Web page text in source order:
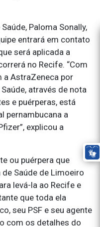
Paloma Sonally,
entrará em contato
será aplicada a
no Recife. “Com
a AstraZeneca por
através de nota
e puérperas, está
pernambucana a
explicou a
ou puérpera que
Saúde de Limoeiro
levá-la ao Recife e
que toda ela
seu PSF e seu agente
com os detalhes do